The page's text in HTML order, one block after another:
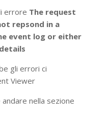
errore The request
repsond in a
event log or either
gli errori ci
Viewer
nella sezione